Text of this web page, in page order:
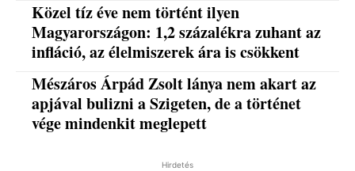
Közel tíz éve nem történt ilyen
Magyarországon: 1,2 százalékra zuhant az
infláció, az élelmiszerek ára is csökkent
Mészáros Árpád Zsolt lánya nem akart az
apjával bulizni a Szigeten, de a történet
vége mindenkit meglepett
Hirdetés